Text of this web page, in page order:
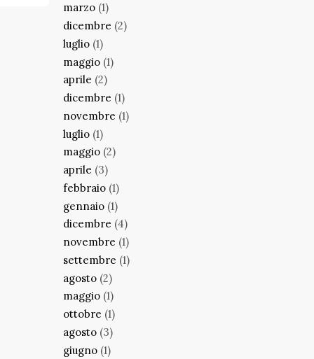
marzo (1)
dicembre (2)
luglio (1)
maggio (1)
aprile (2)
dicembre (1)
novembre (1)
luglio (1)
maggio (2)
aprile (3)
febbraio (1)
gennaio (1)
dicembre (4)
novembre (1)
settembre (1)
agosto (2)
maggio (1)
ottobre (1)
agosto (3)
giugno (1)